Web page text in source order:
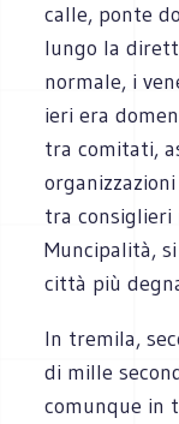
calle, ponte
lungo la
normale, i
ieri era
tra comitati,
tra consiglieri
Muncipalità,
città più
In tremila,
di mille
comunque in